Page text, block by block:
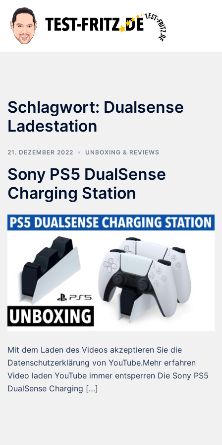
Inhalt
springen
Schlagwort: Dualsense
Ladestation
21. DEZEMBER 2022 UNBOXING & REVIEWS
Sony PS5 DualSense
Charging Station
Mit dem Laden des Videos akzeptieren Sie die
Datenschutzerklärung von YouTube.Mehr erfahren
Video laden YouTube immer entsperren Die Sony PS5
DualSense Charging […]